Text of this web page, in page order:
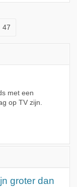
47
met een
op TV zijn.
groter dan